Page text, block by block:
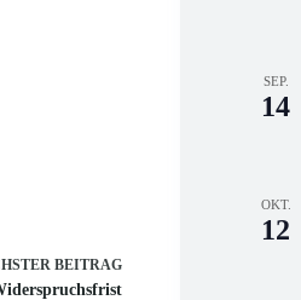
BEITRAG
SEP.
14
OKT.
12